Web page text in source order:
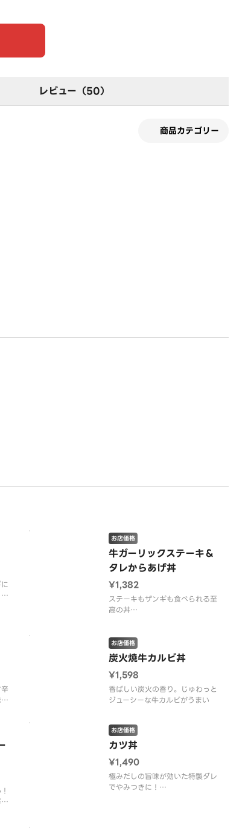
レビュー（50）
商品カテゴリー
牛ガーリックステーキ＆
タレからあげ丼
お店価格
¥1,382
ステーキもザンギも食べられる至
高の丼
炭火焼牛カルビ丼
お店価格
¥1,598
香ばしい炭火の香り。じゅわっと
ジューシーな牛カルビがうまい
カツ丼
お店価格
¥1,490
極みだしの旨味が効いた特製ダレ
でやみつきに！